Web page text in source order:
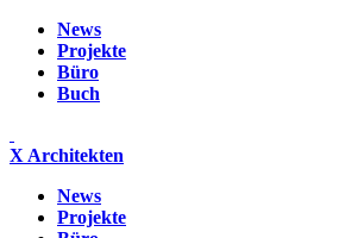
News
Projekte
Büro
Buch
X Architekten
News
Projekte